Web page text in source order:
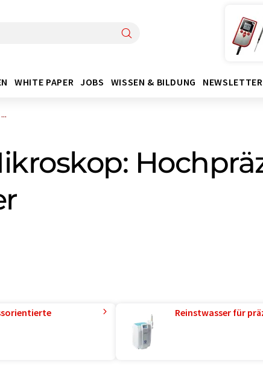
WHITE PAPER JOBS WISSEN & BILDUNG NEWSLETTER
Reinstwasser für